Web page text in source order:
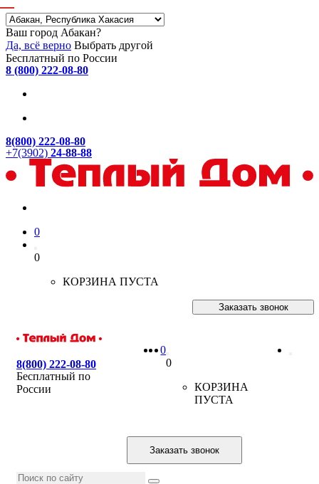
Ваш город Абакан?
Да, всё верно Выбрать другой
Бесплатный по России
8 (800) 222-08-80
8(800) 222-08-80
+7(3902) 24-88-88
0
0
КОРЗИНА ПУСТА
Заказать звонок
8(800) 222-08-80
Бесплатный по
России
0
0
КОРЗИНА
ПУСТА
Заказать звонок